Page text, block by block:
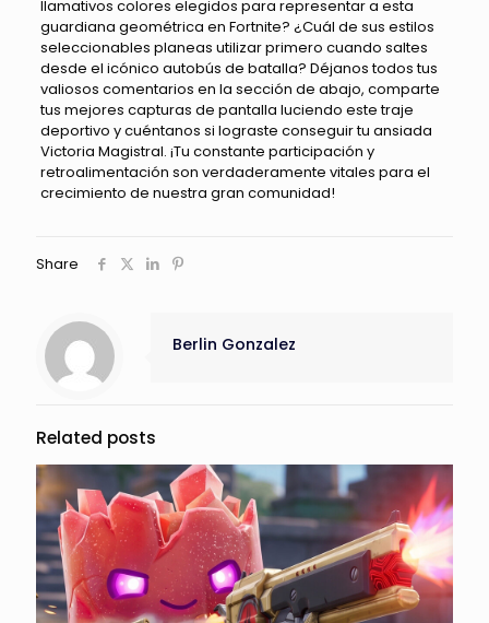
llamativos colores elegidos para representar a esta
guardiana geométrica en Fortnite? ¿Cuál de sus estilos
seleccionables planeas utilizar primero cuando saltes
desde el icónico autobús de batalla? Déjanos todos tus
valiosos comentarios en la sección de abajo, comparte
tus mejores capturas de pantalla luciendo este traje
deportivo y cuéntanos si lograste conseguir tu ansiada
Victoria Magistral. ¡Tu constante participación y
retroalimentación son verdaderamente vitales para el
crecimiento de nuestra gran comunidad!
Share
Berlin Gonzalez
Related posts